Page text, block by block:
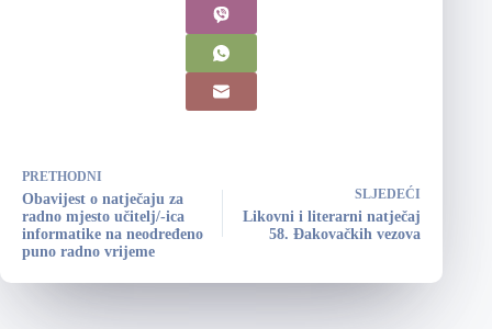
PRETHODNI
Obavijest o natječaju za
radno mjesto učitelj/-ica
informatike na neodređeno
puno radno vrijeme
SLJEDEĆI
Likovni i literarni natječaj
58. Đakovačkih vezova